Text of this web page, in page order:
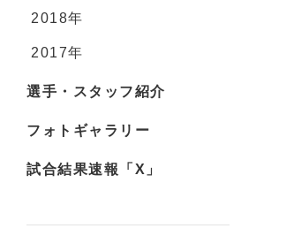
2018年
2017年
選手・スタッフ紹介
フォトギャラリー
試合結果速報「X」